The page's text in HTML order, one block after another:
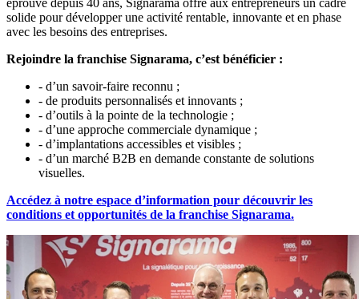
solide pour développer une activité rentable, innovante et en phase
avec les besoins des entreprises.
Rejoindre la franchise Signarama, c’est bénéficier :
- d’un savoir-faire reconnu ;
- de produits personnalisés et innovants ;
- d’outils à la pointe de la technologie ;
- d’une approche commerciale dynamique ;
- d’implantations accessibles et visibles ;
- d’un marché B2B en demande constante de solutions
visuelles.
Accédez à notre espace d’information pour découvrir les
conditions et opportunités de la franchise Signarama.